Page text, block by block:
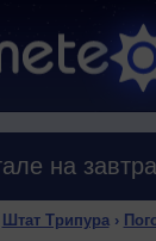
на завтра
Штат Трипура›